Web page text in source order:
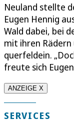
Neuland stellte
Eugen Hennig
Wald dabei, bei
mit ihren
querfeldein.
freute sich
ANZEIGE X
SERVICES